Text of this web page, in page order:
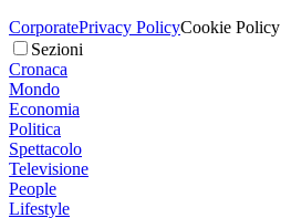
CorporatePrivacy PolicyCookie Policy
Sezioni
Cronaca
Mondo
Economia
Politica
Spettacolo
Televisione
People
Lifestyle